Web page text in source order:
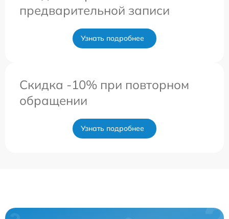
предварительной записи
Узнать подробнее
Скидка -10% при повторном
обращении
Узнать подробнее